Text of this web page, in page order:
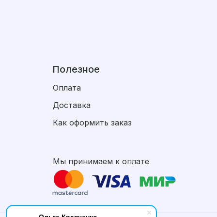
Полезное
Оплата
Доставка
Как оформить заказ
Мы принимаем к оплате